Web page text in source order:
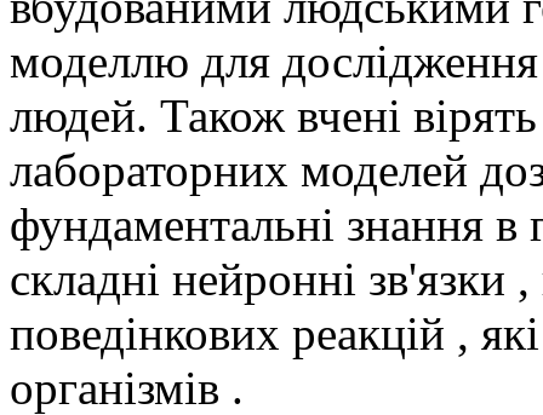
моделлю для
людей. Також вчені
лабораторних моделей
фундаментальні знання в
складні нейронні зв'язки
поведінкових реакцій ,
організмів .